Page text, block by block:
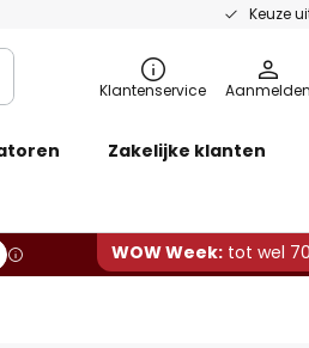
Keuze
Klantenservice Aanmelden
Zakelijke klanten
WOW Week: tot wel